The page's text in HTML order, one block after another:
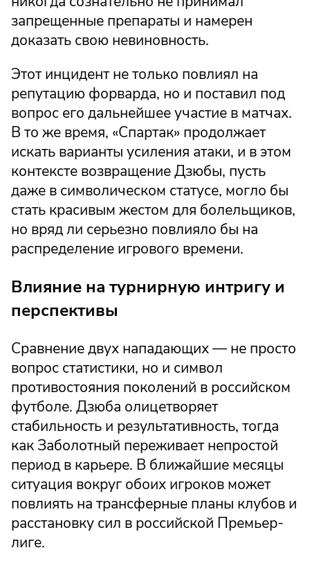
запрещенные препараты и намерен
доказать свою невиновность.
Этот инцидент не только повлиял на
репутацию форварда, но и поставил под
вопрос его дальнейшее участие в матчах.
В то же время, «Спартак» продолжает
искать варианты усиления атаки, и в этом
контексте возвращение Дзюбы, пусть
даже в символическом статусе, могло бы
стать красивым жестом для болельщиков,
но вряд ли серьезно повлияло бы на
распределение игрового времени.
Влияние на турнирную интригу и
перспективы
Сравнение двух нападающих — не просто
вопрос статистики, но и символ
противостояния поколений в российском
футболе. Дзюба олицетворяет
стабильность и результативность, тогда
как Заболотный переживает непростой
период в карьере. В ближайшие месяцы
ситуация вокруг обоих игроков может
повлиять на трансферные планы клубов и
расстановку сил в российской Премьер-
лиге.